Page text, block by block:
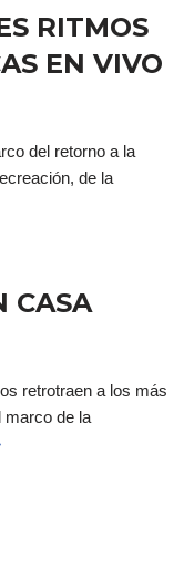
RITMOS
EN VIVO
del retorno a la
de la
CASA
retrotraen a los más
marco de la